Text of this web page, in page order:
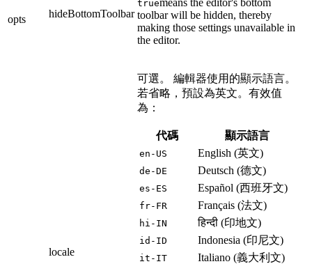
opts hideBottomToolbar
true
toolbar will be hidden, thereby
making those settings unavailable in
the editor.
locale
可選。 編輯器使用的顯示語言。
若省略，預設為英文。有效值
為：
代碼 顯示語言
en-US English (英文)
de-DE Deutsch (德文)
es-ES Español (西班牙文)
fr-FR Français (法文)
hi-IN हिन्दी (印地文)
id-ID Indonesia (印尼文)
it-IT Italiano (義大利文)